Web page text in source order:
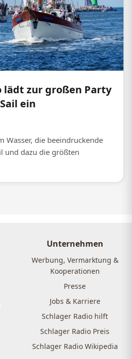
lädt zur großen Party
ein
Wasser, die beeindruckende
und dazu die größten
Unternehmen
Werbung, Vermarktung &
Kooperationen
Presse
Jobs & Karriere
Schlager Radio hilft
Schlager Radio Preis
Schlager Radio Wikipedia